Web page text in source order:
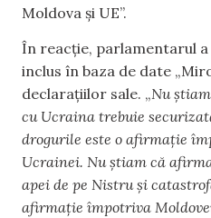
Moldova și UE”.
În reacție, parlamentarul
inclus în baza de date
declarațiilor sale. „Nu
cu Ucraina trebuie
drogurile este o afirmație
Ucrainei. Nu știam că
apei de pe Nistru și
afirmație împotriva